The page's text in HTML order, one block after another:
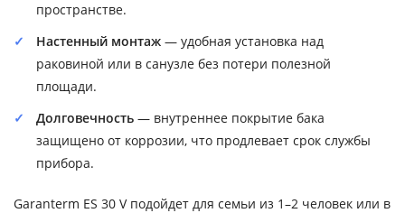
пространстве.
Настенный монтаж — удобная установка над
раковиной или в санузле без потери полезной
площади.
Долговечность — внутреннее покрытие бака
защищено от коррозии, что продлевает срок службы
прибора.
Garanterm ES 30 V подойдет для семьи из 1–2 человек или в